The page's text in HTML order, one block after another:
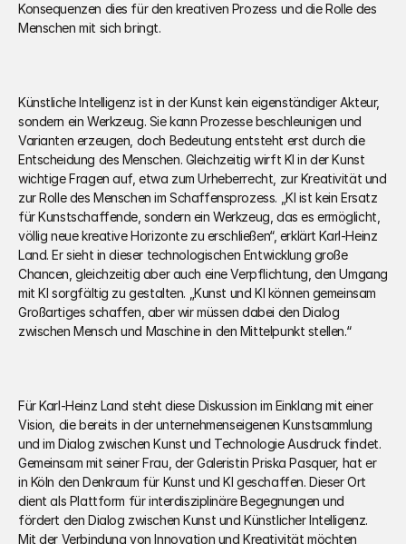
Konsequenzen dies für den kreativen Prozess und die Rolle des
Menschen mit sich bringt.
Künstliche Intelligenz ist in der Kunst kein eigenständiger Akteur,
sondern ein Werkzeug. Sie kann Prozesse beschleunigen und
Varianten erzeugen, doch Bedeutung entsteht erst durch die
Entscheidung des Menschen. Gleichzeitig wirft KI in der Kunst
wichtige Fragen auf, etwa zum Urheberrecht, zur Kreativität und
zur Rolle des Menschen im Schaffensprozess. „KI ist kein Ersatz
für Kunstschaffende, sondern ein Werkzeug, das es ermöglicht,
völlig neue kreative Horizonte zu erschließen“, erklärt Karl-Heinz
Land. Er sieht in dieser technologischen Entwicklung große
Chancen, gleichzeitig aber auch eine Verpflichtung, den Umgang
mit KI sorgfältig zu gestalten. „Kunst und KI können gemeinsam
Großartiges schaffen, aber wir müssen dabei den Dialog
zwischen Mensch und Maschine in den Mittelpunkt stellen.“
Für Karl-Heinz Land steht diese Diskussion im Einklang mit einer
Vision, die bereits in der unternehmenseigenen Kunstsammlung
und im Dialog zwischen Kunst und Technologie Ausdruck findet.
Gemeinsam mit seiner Frau, der Galeristin Priska Pasquer, hat er
in Köln den Denkraum für Kunst und KI geschaffen. Dieser Ort
dient als Plattform für interdisziplinäre Begegnungen und
fördert den Dialog zwischen Kunst und Künstlicher Intelligenz.
Mit der Verbindung von Innovation und Kreativität möchten